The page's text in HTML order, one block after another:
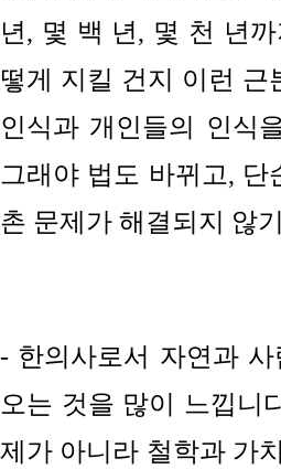
년, 몇 백 년, 몇 천 년
떻게 지킬 건지 이런 근
인식과 개인들의 인식
그래야 법도 바뀌고,
촌 문제가 해결되지 않
- 한의사로서 자연과
오는 것을 많이 느낍니
제가 아니라 철학과 가